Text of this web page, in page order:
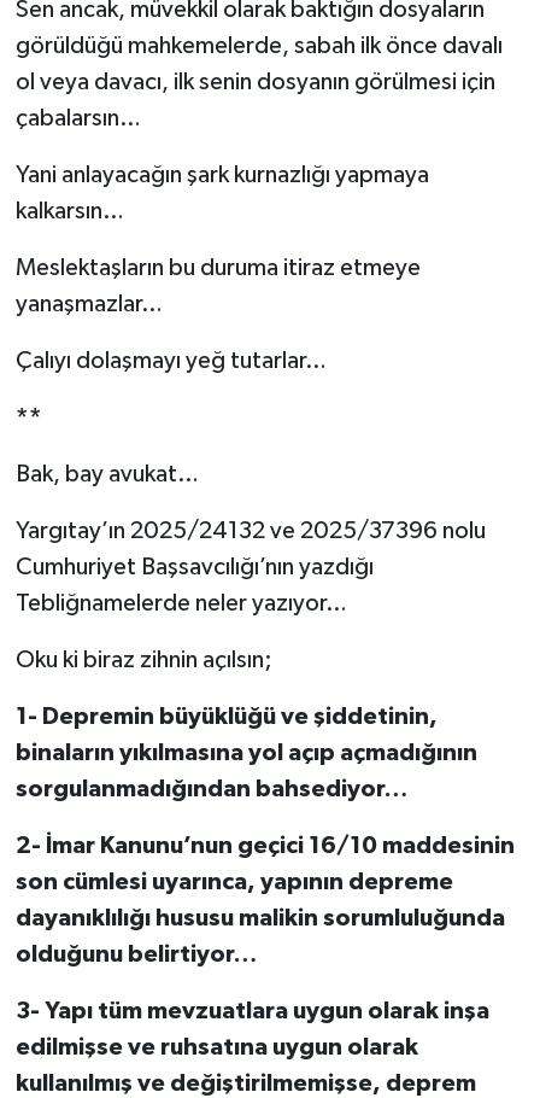
Sen ancak, müvekkil olarak baktığın dosyaların
görüldüğü mahkemelerde, sabah ilk önce davalı
ol veya davacı, ilk senin dosyanın görülmesi için
çabalarsın…
Yani anlayacağın şark kurnazlığı yapmaya
kalkarsın…
Meslektaşların bu duruma itiraz etmeye
yanaşmazlar…
Çalıyı dolaşmayı yeğ tutarlar…
**
Bak, bay avukat…
Yargıtay’ın 2025/24132 ve 2025/37396 nolu
Cumhuriyet Başsavcılığı’nın yazdığı
Tebliğnamelerde neler yazıyor…
Oku ki biraz zihnin açılsın;
1- Depremin büyüklüğü ve şiddetinin,
binaların yıkılmasına yol açıp açmadığının
sorgulanmadığından bahsediyor…
2- İmar Kanunu’nun geçici 16/10 maddesinin
son cümlesi uyarınca, yapının depreme
dayanıklılığı hususu malikin sorumluluğunda
olduğunu belirtiyor…
3- Yapı tüm mevzuatlara uygun olarak inşa
edilmişse ve ruhsatına uygun olarak
kullanılmış ve değiştirilmemişse, deprem